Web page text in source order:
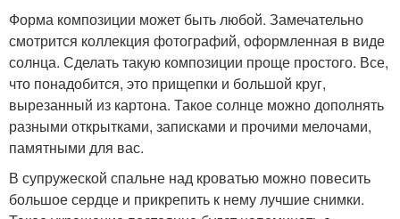
Форма композиции может быть любой. Замечательно
смотрится коллекция фотографий, оформленная в виде
солнца. Сделать такую композиции проще простого. Все,
что понадобится, это прищепки и большой круг,
вырезанный из картона. Такое солнце можно дополнять
разными открытками, записками и прочими мелочами,
памятными для вас.
В супружеской спальне над кроватью можно повесить
большое сердце и прикрепить к нему лучшие снимки.